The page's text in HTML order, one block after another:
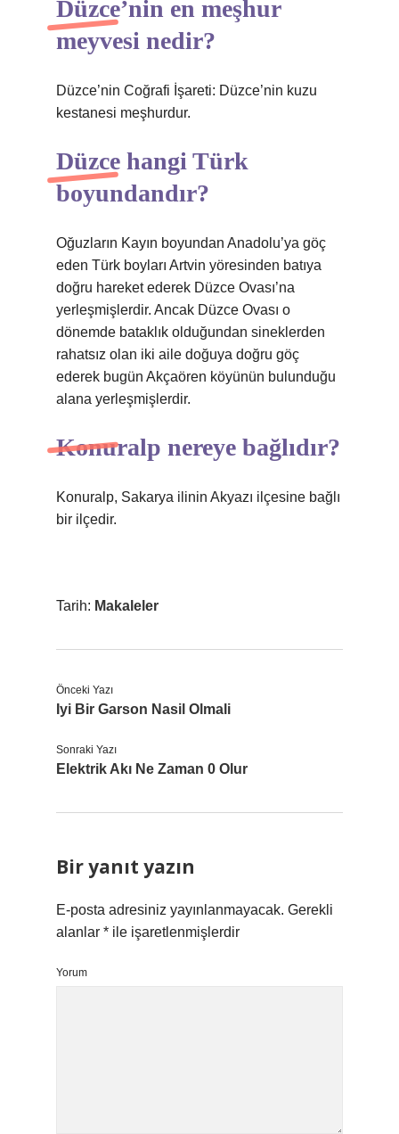
Düzce’nin en meşhur
meyvesi nedir?
Düzce’nin Coğrafi İşareti: Düzce’nin kuzu
kestanesi meşhurdur.
Düzce hangi Türk
boyundandır?
Oğuzların Kayın boyundan Anadolu’ya göç
eden Türk boyları Artvin yöresinden batıya
doğru hareket ederek Düzce Ovası’na
yerleşmişlerdir. Ancak Düzce Ovası o
dönemde bataklık olduğundan sineklerden
rahatsız olan iki aile doğuya doğru göç
ederek bugün Akçaören köyünün bulunduğu
alana yerleşmişlerdir.
Konuralp nereye bağlıdır?
Konuralp, Sakarya ilinin Akyazı ilçesine bağlı
bir ilçedir.
Tarih: Makaleler
Önceki Yazı
Iyi Bir Garson Nasil Olmali
Sonraki Yazı
Elektrik Akı Ne Zaman 0 Olur
Bir yanıt yazın
E-posta adresiniz yayınlanmayacak. Gerekli
alanlar * ile işaretlenmişlerdir
Yorum